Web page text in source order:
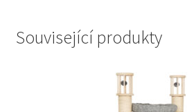
Související produkty